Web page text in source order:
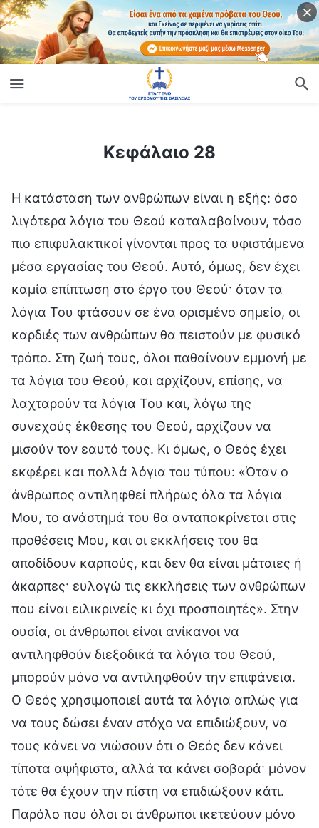
Κεφάλαιο 28
Η κατάσταση των ανθρώπων είναι η εξής: όσο
λιγότερα λόγια του Θεού καταλαβαίνουν, τόσο
πιο επιφυλακτικοί γίνονται προς τα υφιστάμενα
μέσα εργασίας του Θεού. Αυτό, όμως, δεν έχει
καμία επίπτωση στο έργο του Θεού· όταν τα
λόγια Του φτάσουν σε ένα ορισμένο σημείο, οι
καρδιές των ανθρώπων θα πειστούν με φυσικό
τρόπο. Στη ζωή τους, όλοι παθαίνουν εμμονή με
τα λόγια του Θεού, και αρχίζουν, επίσης, να
λαχταρούν τα λόγια Του και, λόγω της
συνεχούς έκθεσης του Θεού, αρχίζουν να
μισούν τον εαυτό τους. Κι όμως, ο Θεός έχει
εκφέρει και πολλά λόγια του τύπου: «Όταν ο
άνθρωπος αντιληφθεί πλήρως όλα τα λόγια
Μου, το ανάστημά του θα ανταποκρίνεται στις
προθέσεις Μου, και οι εκκλήσεις του θα
αποδίδουν καρπούς, και δεν θα είναι μάταιες ή
άκαρπες· ευλογώ τις εκκλήσεις των ανθρώπων
που είναι ειλικρινείς κι όχι προσποιητές». Στην
ουσία, οι άνθρωποι είναι ανίκανοι να
αντιληφθούν διεξοδικά τα λόγια του Θεού,
μπορούν μόνο να αντιληφθούν την επιφάνεια.
Ο Θεός χρησιμοποιεί αυτά τα λόγια απλώς για
να τους δώσει έναν στόχο να επιδιώξουν, να
τους κάνει να νιώσουν ότι ο Θεός δεν κάνει
τίποτα αψήφιστα, αλλά τα κάνει σοβαρά· μόνον
τότε θα έχουν την πίστη να επιδιώξουν κάτι.
Παρόλο που όλοι οι άνθρωποι ικετεύουν μόνο